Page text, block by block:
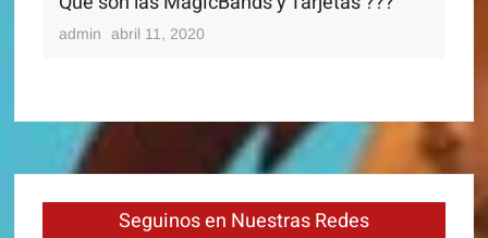
admin abril 11, 2020
Seguinos en Nuestras Redes